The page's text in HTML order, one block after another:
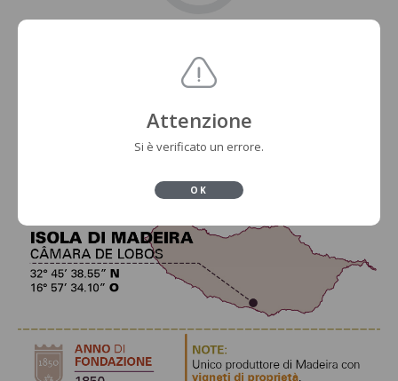
Attenzione
Si è verificato un errore.
OK